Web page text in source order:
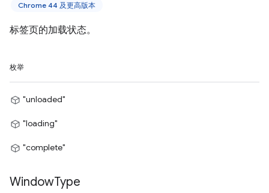
Chrome 44 及更高版本
标签页的加载状态。
枚举
"unloaded"
"loading"
"complete"
WindowType